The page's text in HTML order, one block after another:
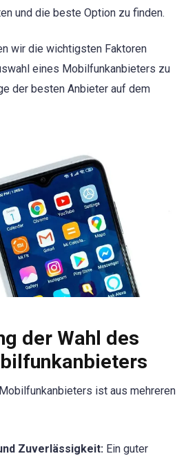
und die beste Option zu finden.
wir die wichtigsten Faktoren
eines Mobilfunkanbieters zu
der besten Anbieter auf dem
der Wahl des
ist aus mehreren
Zuverlässigkeit: Ein guter